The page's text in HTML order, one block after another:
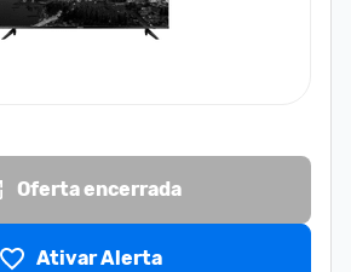
Oferta encerrada
Ativar Alerta